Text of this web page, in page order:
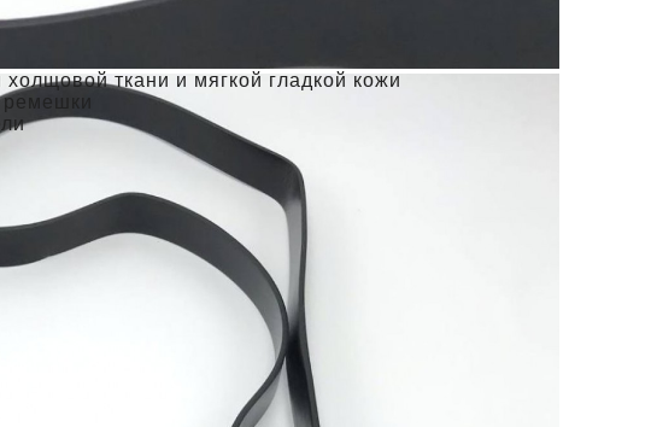
ткани и мягкой гладкой кожи
ремешки